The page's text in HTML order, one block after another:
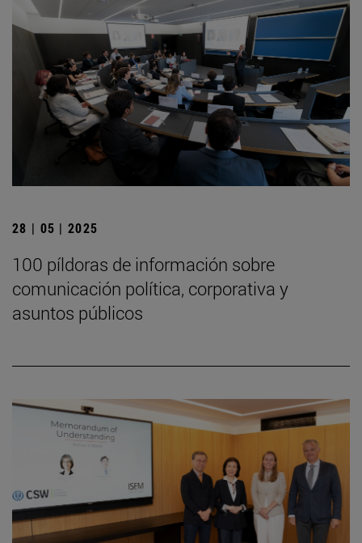
28 | 05 | 2025
100 píldoras de información sobre
comunicación política, corporativa y
asuntos públicos